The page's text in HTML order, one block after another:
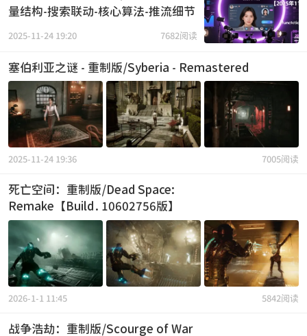
量结构-搜索联动-核心算法-推流细节
7682阅读
2025-11-24 19:20
塞伯利亚之谜 - 重制版/Syberia - Remastered
7005阅读
2025-11-24 19:36
死亡空间：重制版/Dead Space:
Remake【Build.10602756版】
5842阅读
2026-1-1 11:45
战争浩劫：重制版/Scourge of War